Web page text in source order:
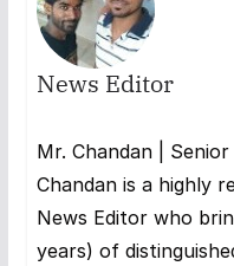
News Editor
Mr. Chandan |
Chandan is a highly
News Editor who
years) of